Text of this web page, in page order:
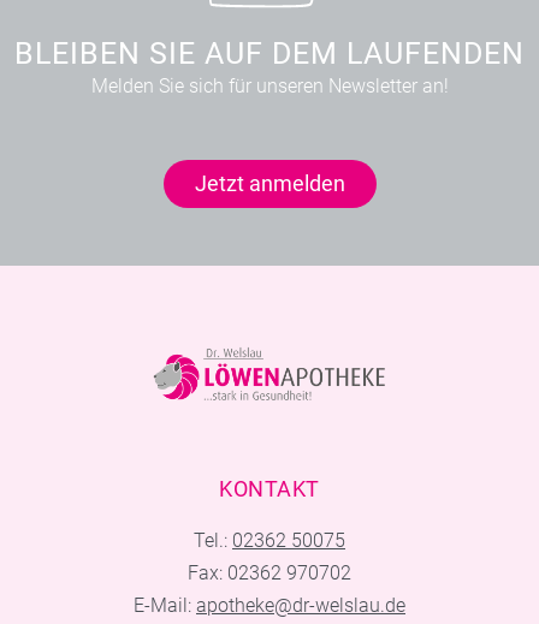
BLEIBEN SIE AUF DEM LAUFENDEN
Melden Sie sich für unseren Newsletter an!
Jetzt anmelden
KONTAKT
Tel.: 02362 50075
Fax: 02362 970702
E-Mail: apotheke@dr-welslau.de